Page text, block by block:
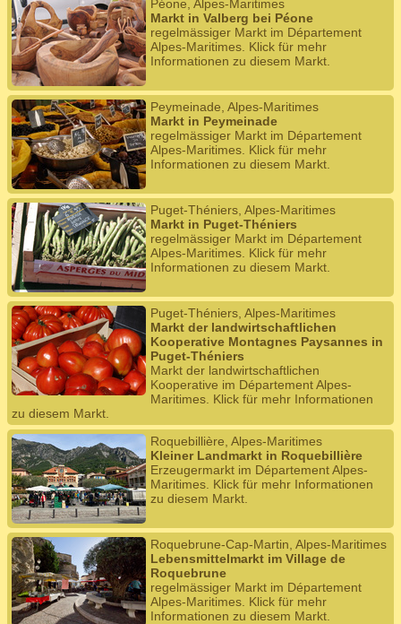
Péone, Alpes-Maritimes
Markt in Valberg bei Péone
regelmässiger Markt im Département
Alpes-Maritimes. Klick für mehr
Informationen zu diesem Markt.
Peymeinade, Alpes-Maritimes
Markt in Peymeinade
regelmässiger Markt im Département
Alpes-Maritimes. Klick für mehr
Informationen zu diesem Markt.
Puget-Théniers, Alpes-Maritimes
Markt in Puget-Théniers
regelmässiger Markt im Département
Alpes-Maritimes. Klick für mehr
Informationen zu diesem Markt.
Puget-Théniers, Alpes-Maritimes
Markt der landwirtschaftlichen
Kooperative Montagnes Paysannes in
Puget-Théniers
Markt der landwirtschaftlichen
Kooperative im Département Alpes-
Maritimes. Klick für mehr Informationen
zu diesem Markt.
Roquebillière, Alpes-Maritimes
Kleiner Landmarkt in Roquebillière
Erzeugermarkt im Département Alpes-
Maritimes. Klick für mehr Informationen
zu diesem Markt.
Roquebrune-Cap-Martin, Alpes-Maritimes
Lebensmittelmarkt im Village de
Roquebrune
regelmässiger Markt im Département
Alpes-Maritimes. Klick für mehr
Informationen zu diesem Markt.